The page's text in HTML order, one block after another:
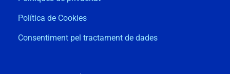
Política de Cookies
Consentiment pel tractament de dades